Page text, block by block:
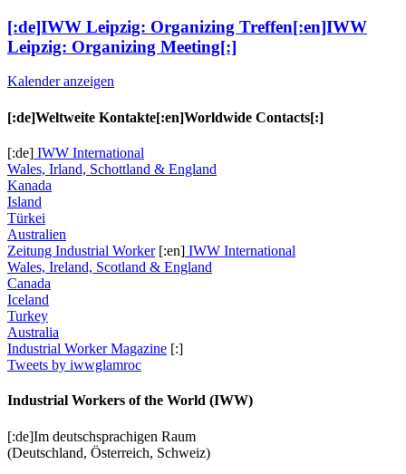
[:de]IWW Leipzig: Organizing Treffen[:en]IWW
Leipzig: Organizing Meeting[:]
Kalender anzeigen
[:de]Weltweite Kontakte[:en]Worldwide Contacts[:]
[:de] IWW International
Wales, Irland, Schottland & England
Kanada
Island
Türkei
Australien
Zeitung Industrial Worker[:en] IWW International
Wales, Ireland, Scotland & England
Canada
Iceland
Turkey
Australia
Industrial Worker Magazine [:]
Tweets by iwwglamroc
Industrial Workers of the World (IWW)
[:de]Im deutschsprachigen Raum
(Deutschland, Österreich, Schweiz)